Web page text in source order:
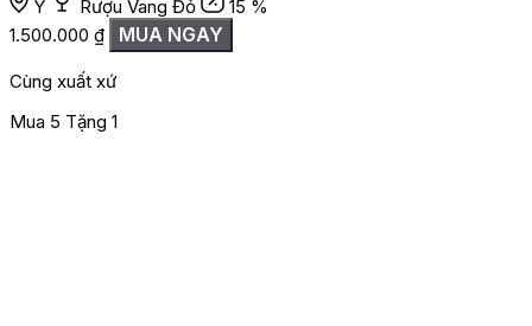
Ý Rượu Vang Đỏ
15 %
1.500.000 ₫ MUA NGAY
Cùng xuất xứ
Mua 5 Tặng 1